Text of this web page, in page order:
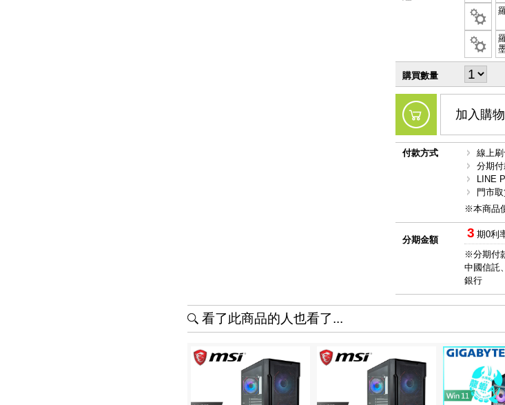
購買數量
加入購
付款方式
線上
分期
LINE
門市
※本商品
分期金額 3 期0利
※分期付
中國信託
銀行
看了此商品的人也看了...